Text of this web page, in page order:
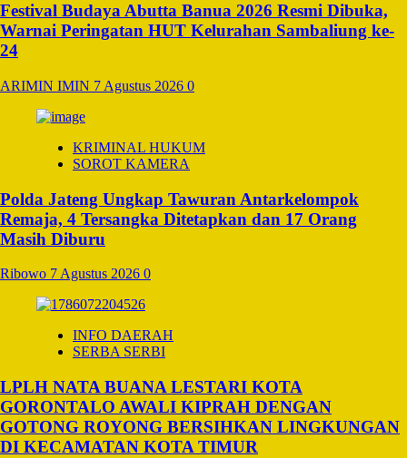
Festival Budaya Abutta Banua 2026 Resmi Dibuka,
Warnai Peringatan HUT Kelurahan Sambaliung ke-
24
ARIMIN IMIN 7 Agustus 2026 0
KRIMINAL HUKUM
SOROT KAMERA
Polda Jateng Ungkap Tawuran Antarkelompok
Remaja, 4 Tersangka Ditetapkan dan 17 Orang
Masih Diburu
Ribowo 7 Agustus 2026 0
INFO DAERAH
SERBA SERBI
LPLH NATA BUANA LESTARI KOTA
GORONTALO AWALI KIPRAH DENGAN
GOTONG ROYONG BERSIHKAN LINGKUNGAN
DI KECAMATAN KOTA TIMUR